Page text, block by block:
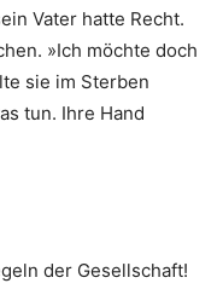
Vater hatte Recht.
»Ich möchte doch
sie im Sterben
tun. Ihre Hand
der Gesellschaft!